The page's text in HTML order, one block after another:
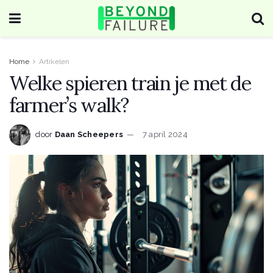
Home Artikelen
Welke spieren train je met de
farmer’s walk?
door Daan Scheepers 7 april 2024